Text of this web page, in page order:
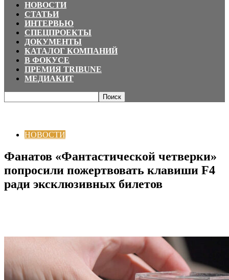
НОВОСТИ
СТАТЬИ
ИНТЕРВЬЮ
СПЕЦПРОЕКТЫ
ДОКУМЕНТЫ
КАТАЛОГ КОМПАНИЙ
В ФОКУСЕ
ПРЕМИЯ TRIBUNE
МЕДИАКИТ
НОВОСТИ
Фанатов «Фантастической четверки»
попросили пожертвовать клавиши F4
ради эксклюзивных билетов